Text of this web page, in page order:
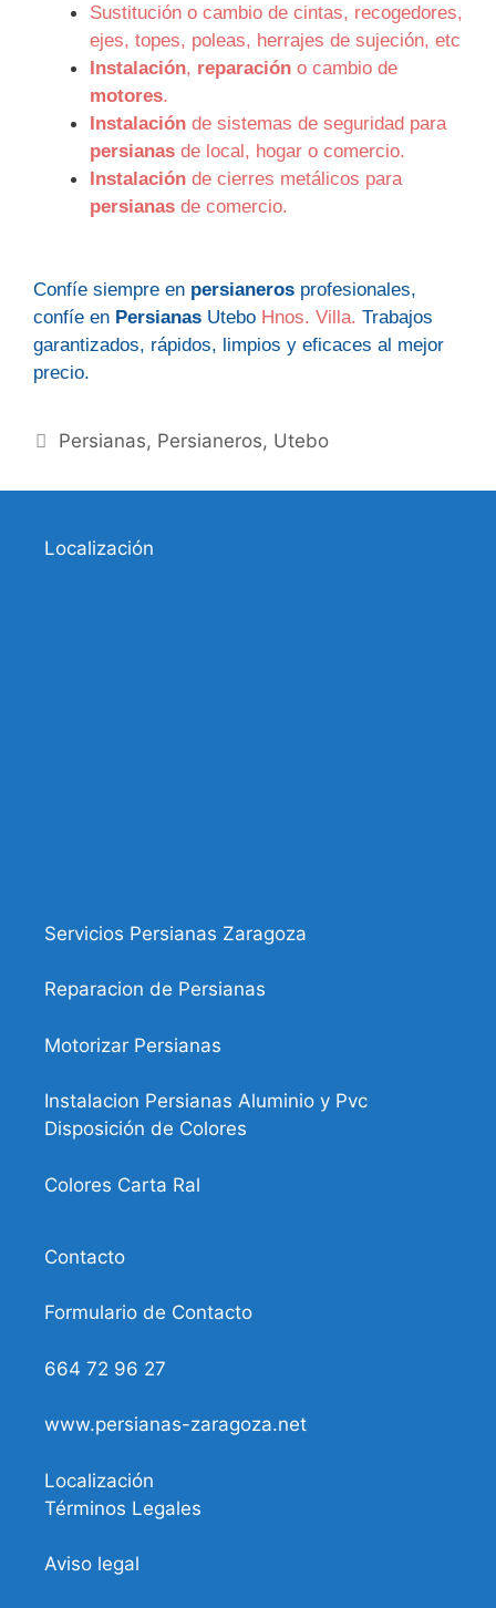
Sustitución o cambio de cintas, recogedores,
ejes, topes, poleas, herrajes de sujeción, etc
Instalación, reparación o cambio de
motores.
Instalación de sistemas de seguridad para
persianas de local, hogar o comercio.
Instalación de cierres metálicos para
persianas de comercio.
Confíe siempre en persianeros profesionales,
confíe en Persianas Utebo Hnos. Villa. Trabajos
garantizados, rápidos, limpios y eficaces al mejor
precio.
Categorías
Persianas, Persianeros, Utebo
Localización
Servicios Persianas Zaragoza
Reparacion de Persianas
Motorizar Persianas
Instalacion Persianas Aluminio y Pvc
Disposición de Colores
Colores Carta Ral
Contacto
Formulario de Contacto
664 72 96 27
www.persianas-zaragoza.net
Localización
Términos Legales
Aviso legal